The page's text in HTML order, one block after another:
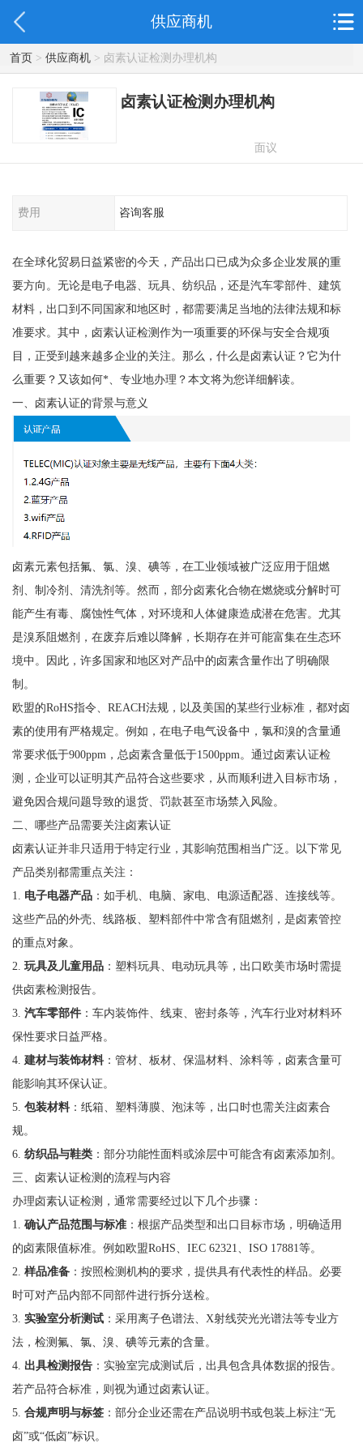
供应商机
首页> 供应商机> 卤素认证检测办理机构
卤素认证检测办理机构
面议
费用 咨询客服
在全球化贸易日益紧密的今天，产品出口已成为众多企业发展的重
要方向。无论是电子电器、玩具、纺织品，还是汽车零部件、建筑
材料，出口到不同国家和地区时，都需要满足当地的法律法规和标
准要求。其中，卤素认证检测作为一项重要的环保与安全合规项
目，正受到越来越多企业的关注。那么，什么是卤素认证？它为什
么重要？又该如何*、专业地办理？本文将为您详细解读。
一、卤素认证的背景与意义
卤素元素包括氟、氯、溴、碘等，在工业领域被广泛应用于阻燃
剂、制冷剂、清洗剂等。然而，部分卤素化合物在燃烧或分解时可
能产生有毒、腐蚀性气体，对环境和人体健康造成潜在危害。尤其
是溴系阻燃剂，在废弃后难以降解，长期存在并可能富集在生态环
境中。因此，许多国家和地区对产品中的卤素含量作出了明确限
制。
欧盟的RoHS指令、REACH法规，以及美国的某些行业标准，都对卤
素的使用有严格规定。例如，在电子电气设备中，氯和溴的含量通
常要求低于900ppm，总卤素含量低于1500ppm。通过卤素认证检
测，企业可以证明其产品符合这些要求，从而顺利进入目标市场，
避免因合规问题导致的退货、罚款甚至市场禁入风险。
二、哪些产品需要关注卤素认证
卤素认证并非只适用于特定行业，其影响范围相当广泛。以下常见
产品类别都需重点关注：
1. 电子电器产品：如手机、电脑、家电、电源适配器、连接线等。
这些产品的外壳、线路板、塑料部件中常含有阻燃剂，是卤素管控
的重点对象。
2. 玩具及儿童用品：塑料玩具、电动玩具等，出口欧美市场时需提
供卤素检测报告。
3. 汽车零部件：车内装饰件、线束、密封条等，汽车行业对材料环
保性要求日益严格。
4. 建材与装饰材料：管材、板材、保温材料、涂料等，卤素含量可
能影响其环保认证。
5. 包装材料：纸箱、塑料薄膜、泡沫等，出口时也需关注卤素合
规。
6. 纺织品与鞋类：部分功能性面料或涂层中可能含有卤素添加剂。
三、卤素认证检测的流程与内容
办理卤素认证检测，通常需要经过以下几个步骤：
1. 确认产品范围与标准：根据产品类型和出口目标市场，明确适用
的卤素限值标准。例如欧盟RoHS、IEC 62321、ISO 17881等。
2. 样品准备：按照检测机构的要求，提供具有代表性的样品。必要
时可对产品内部不同部件进行拆分送检。
3. 实验室分析测试：采用离子色谱法、X射线荧光光谱法等专业方
法，检测氟、氯、溴、碘等元素的含量。
4. 出具检测报告：实验室完成测试后，出具包含具体数据的报告。
若产品符合标准，则视为通过卤素认证。
5. 合规声明与标签：部分企业还需在产品说明书或包装上标注“无
卤”或“低卤”标识。